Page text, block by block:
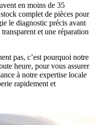
en moins de 35
complet de pièces pour
le diagnostic précis avant
et une réparation
pas, c’est pourquoi notre
heure, pour vous assurer
à notre expertise locale
rapidement et